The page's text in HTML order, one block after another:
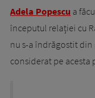
Adela Popescu a
începutul relației cu
nu s-a îndrăgostit din
considerat pe acesta